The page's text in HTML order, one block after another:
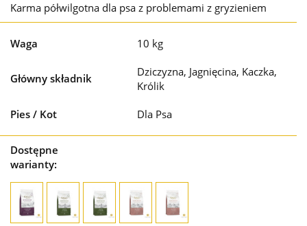
Karma półwilgotna dla psa z problemami z gryzieniem
Waga 10 kg
Główny składnik
Dziczyzna, Jagnięcina, Kaczka,
Królik
Pies / Kot Dla Psa
Dostępne
warianty: